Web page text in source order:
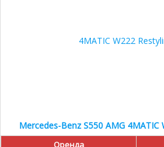
Mercedes-Benz S550 AMG 4MATIC
Оренда